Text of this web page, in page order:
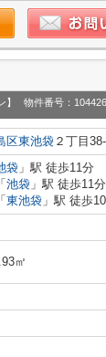
】 物件番号：
区東池袋 ２丁目
袋 」駅 徒歩11分
「 池袋 」駅 徒歩11分
「 東池袋 」駅 徒歩
㎡